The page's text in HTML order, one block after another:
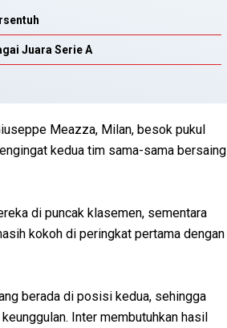
Juara Serie A
Meazza, Milan, besok pukul
kedua tim sama-sama bersaing
di puncak klasemen, sementara
kokoh di peringkat pertama dengan
berada di posisi kedua, sehingga
Inter membutuhkan hasil